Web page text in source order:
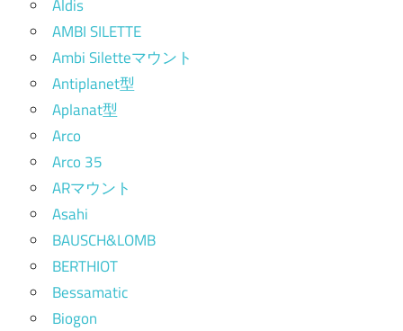
Aldis
AMBI SILETTE
Ambi Siletteマウント
Antiplanet型
Aplanat型
Arco
Arco 35
ARマウント
Asahi
BAUSCH&LOMB
BERTHIOT
Bessamatic
Biogon